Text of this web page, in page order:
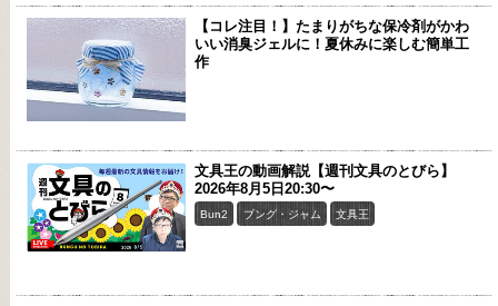
【コレ注目！】たまりがちな保冷剤がかわ
いい消臭ジェルに！夏休みに楽しむ簡単工
作
文具王の動画解説【週刊文具のとびら】
2026年8月5日20:30〜
Bun2 ブング・ジャム 文具王